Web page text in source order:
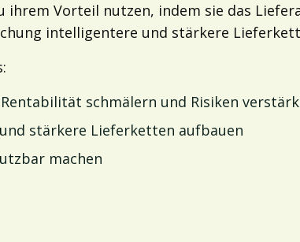
Vorteil nutzen, indem sie das
intelligentere und stärkere
schmälern und Risiken
stärkere Lieferketten aufbauen
machen